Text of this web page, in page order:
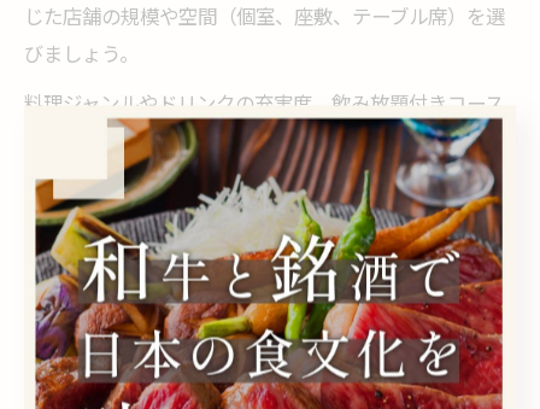
じた店舗の規模や空間（個室、座敷、テーブル席）を選
びましょう。
料理ジャンルやドリンクの充実度、飲み放題付きコース
の有無、設備（掘りごたつ、プロジェクター、喫煙スペ
ースなど）も確認ポイントです。特に日ノ出町エリア
は、店舗ごとにコンセプトや対応人数が異なるため、ネ
ット予約サイトの口コミやランキング、食べログ評価な
ども参考にしましょう。
さらに、予算やアクセス、営業時間、キャンセル規定な
ども事前にチェックすることで、当日のトラブルを避け